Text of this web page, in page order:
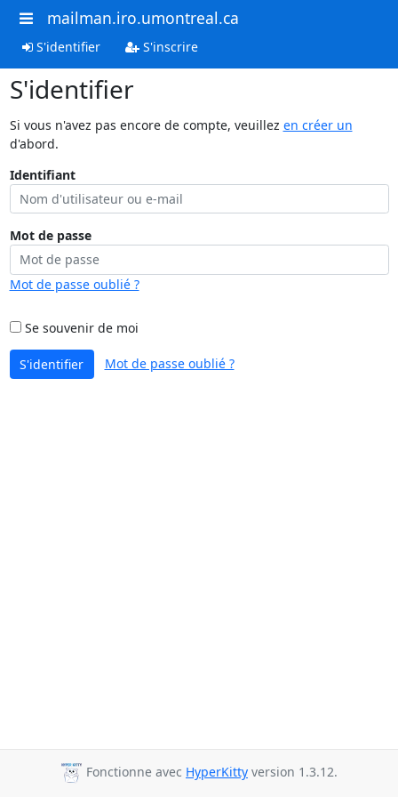
mailman.iro.umontreal.ca
S'identifier S'inscrire
S'identifier
Si vous n'avez pas encore de compte, veuillez en créer un
d'abord.
Identifiant
Mot de passe
Mot de passe oublié ?
Se souvenir de moi
S'identifier Mot de passe oublié ?
Fonctionne avec HyperKitty version 1.3.12.